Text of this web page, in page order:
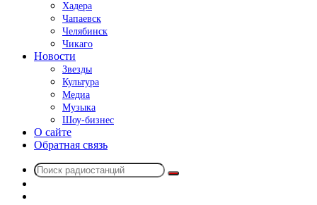
Хадера
Чапаевск
Челябинск
Чикаго
Новости
Звезды
Культура
Медиа
Музыка
Шоу-бизнес
О сайте
Обратная связь
Поиск